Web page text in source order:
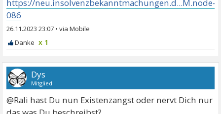
https://neu.insolvenzbekanntmachungen.d...M.node-
086
26.11.2023 23:07 •
x 1
Dys
Mitglied
@Rali hast Du nun Existenzangst oder nervt Dich nur